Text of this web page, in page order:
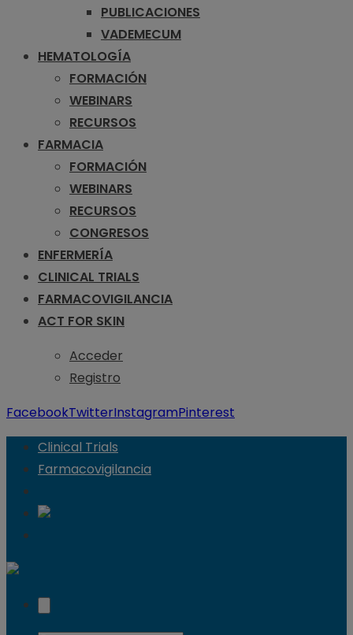
PUBLICACIONES
VADEMECUM
HEMATOLOGÍA
FORMACIÓN
WEBINARS
RECURSOS
FARMACIA
FORMACIÓN
WEBINARS
RECURSOS
CONGRESOS
ENFERMERÍA
CLINICAL TRIALS
FARMACOVIGILANCIA
ACT FOR SKIN
Acceder
Registro
FacebookTwitterInstagramPinterest
Clinical Trials
Farmacovigilancia